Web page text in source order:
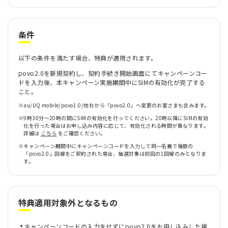
条件
以下の条件を満たす場合、特典が適用されます。
povo2.0を新規契約し、契約手続き開始画面にてキャンペーンコー
ドを入力後、本キャンペーン実施期間中にSIMの有効化が完了する
こと。
※au/UQ mobile/povo1.0/他社から「povo2.0」へ変更のお客さまも含みます。
※9時30分〜20時の間にSIMの有効化を行ってください。20時以降にSIMの有効
化を行った場合はお申し込み内容に応じて、有効化される時間が異なります。
詳細は こちら をご確認ください。
※キャンペーン期間中にキャンペーンコードを入力して同一名義で複数の
「povo2.0」回線をご契約された場合、抽選対象は初回の1回線のみとなりま
す。
特典適用対象外となるもの
キャンペーンコードの入力をせずにpovo2.0をお申し込みした場